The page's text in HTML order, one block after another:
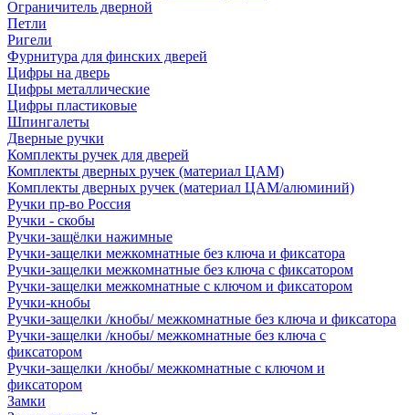
Ограничитель дверной
Петли
Ригели
Фурнитура для финских дверей
Цифры на дверь
Цифры металлические
Цифры пластиковые
Шпингалеты
Дверные ручки
Комплекты ручек для дверей
Комплекты дверных ручек (материал ЦАМ)
Комплекты дверных ручек (материал ЦАМ/алюминий)
Ручки пр-во Россия
Ручки - скобы
Ручки-защёлки нажимные
Ручки-защелки межкомнатные без ключа и фиксатора
Ручки-защелки межкомнатные без ключа с фиксатором
Ручки-защелки межкомнатные с ключом и фиксатором
Ручки-кнобы
Ручки-защелки /кнобы/ межкомнатные без ключа и фиксатора
Ручки-защелки /кнобы/ межкомнатные без ключа с
фиксатором
Ручки-защелки /кнобы/ межкомнатные с ключом и
фиксатором
Замки